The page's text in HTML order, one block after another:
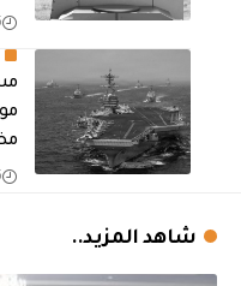
شاهد المزيد..